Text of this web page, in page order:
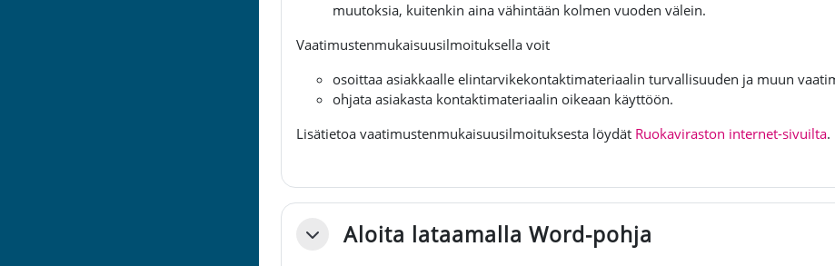
muutoksia, kuitenkin aina vähintään kolmen vuoden välein.
Vaatimustenmukaisuusilmoituksella voit
osoittaa asiakkaalle elintarvikekontaktimateriaalin turvallisuuden ja muun
ohjata asiakasta kontaktimateriaalin oikeaan käyttöön.
Lisätietoa vaatimustenmukaisuusilmoituksesta löydät Ruokaviraston internet-sivuilta.
TiivistäAloita lataamalla Word-pohja